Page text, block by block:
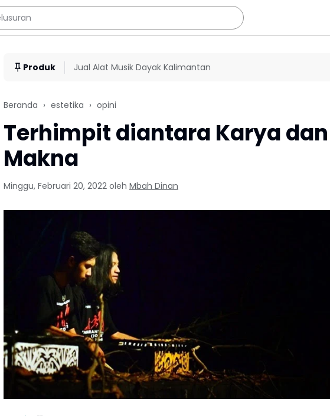
Produk Jual Alat Musik Dayak Kalimantan
Beranda estetika opini
Terhimpit diantara Karya dan
Makna
Minggu, Februari 20, 2022 oleh Mbah Dinan